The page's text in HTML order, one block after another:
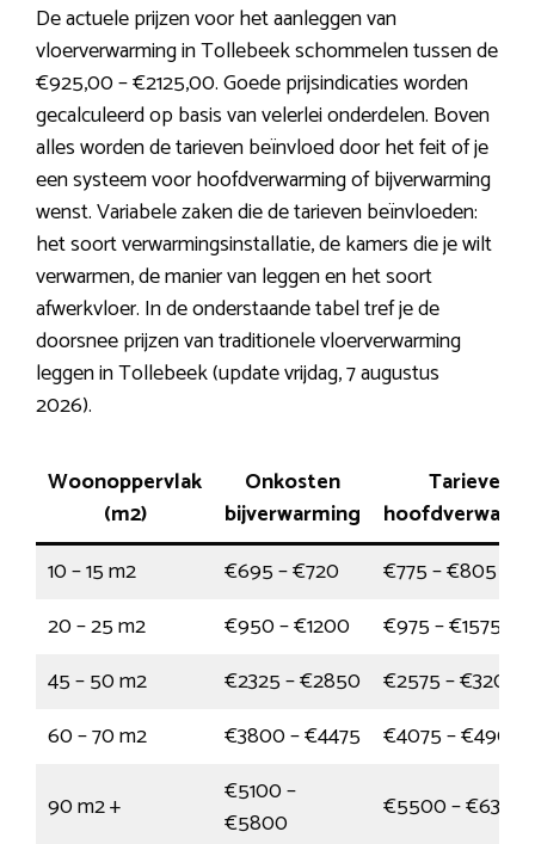
De actuele prijzen voor het aanleggen van
vloerverwarming in Tollebeek schommelen tussen de
€925,00 – €2125,00. Goede prijsindicaties worden
gecalculeerd op basis van velerlei onderdelen. Boven
alles worden de tarieven beïnvloed door het feit of je
een systeem voor hoofdverwarming of bijverwarming
wenst. Variabele zaken die de tarieven beïnvloeden:
het soort verwarmingsinstallatie, de kamers die je wilt
verwarmen, de manier van leggen en het soort
afwerkvloer. In de onderstaande tabel tref je de
doorsnee prijzen van traditionele vloerverwarming
leggen in Tollebeek (update vrijdag, 7 augustus
2026).
Woonoppervlak
(m2)
Onkosten
bijverwarming
Tarieven
10 – 15 m2
€695 – €720
€775 – €805
20 – 25 m2
€950 – €1200
€975 – €1575
45 – 50 m2
€2325 – €2850
€2575 – €3200
60 – 70 m2
€3800 – €4475
€4075 – €4900
90 m2 +
€5100 –
€5800
€5500 – €6350